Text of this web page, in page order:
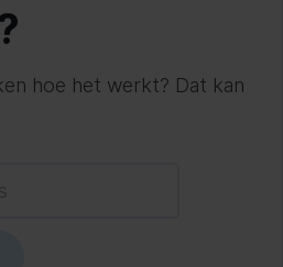
hoe het werkt? Dat kan